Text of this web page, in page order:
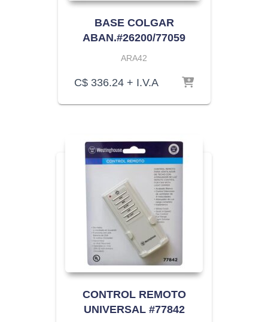
BASE COLGAR
ABAN.#26200/77059
ARA42
C$ 336.24 + I.V.A
CONTROL REMOTO
UNIVERSAL #77842